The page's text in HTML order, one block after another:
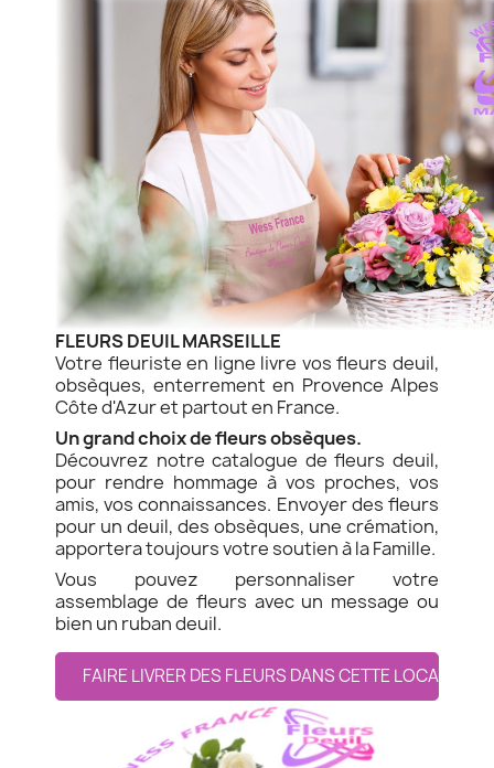
FLEURS DEUIL MARSEILLE
Votre fleuriste en ligne livre vos fleurs deuil,
obsèques, enterrement en Provence Alpes
Côte d'Azur et partout en France.
Un grand choix de fleurs obsèques.
Découvrez notre catalogue de fleurs deuil,
pour rendre hommage à vos proches, vos
amis, vos connaissances. Envoyer des fleurs
pour un deuil, des obsèques, une crémation,
apportera toujours votre soutien à la Famille.
Vous pouvez personnaliser votre
assemblage de fleurs avec un message ou
bien un ruban deuil.
FAIRE LIVRER DES FLEURS DANS CETTE LOCALITE